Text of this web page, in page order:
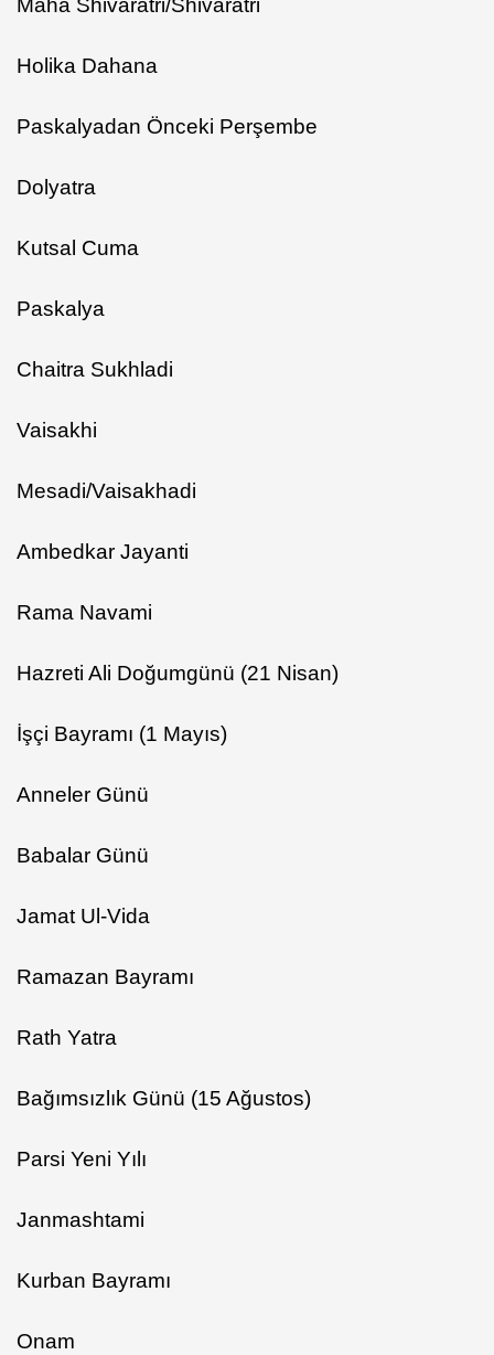
Maha Shivaratri/Shivaratri
Holika Dahana
Paskalyadan Önceki Perşembe
Dolyatra
Kutsal Cuma
Paskalya
Chaitra Sukhladi
Vaisakhi
Mesadi/Vaisakhadi
Ambedkar Jayanti
Rama Navami
Hazreti Ali Doğumgünü (21 Nisan)
İşçi Bayramı (1 Mayıs)
Anneler Günü
Babalar Günü
Jamat Ul-Vida
Ramazan Bayramı
Rath Yatra
Bağımsızlık Günü (15 Ağustos)
Parsi Yeni Yılı
Janmashtami
Kurban Bayramı
Onam